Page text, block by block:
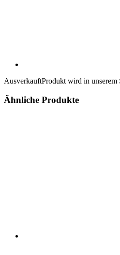
AusverkauftProdukt wird in unserem
Ähnliche Produkte